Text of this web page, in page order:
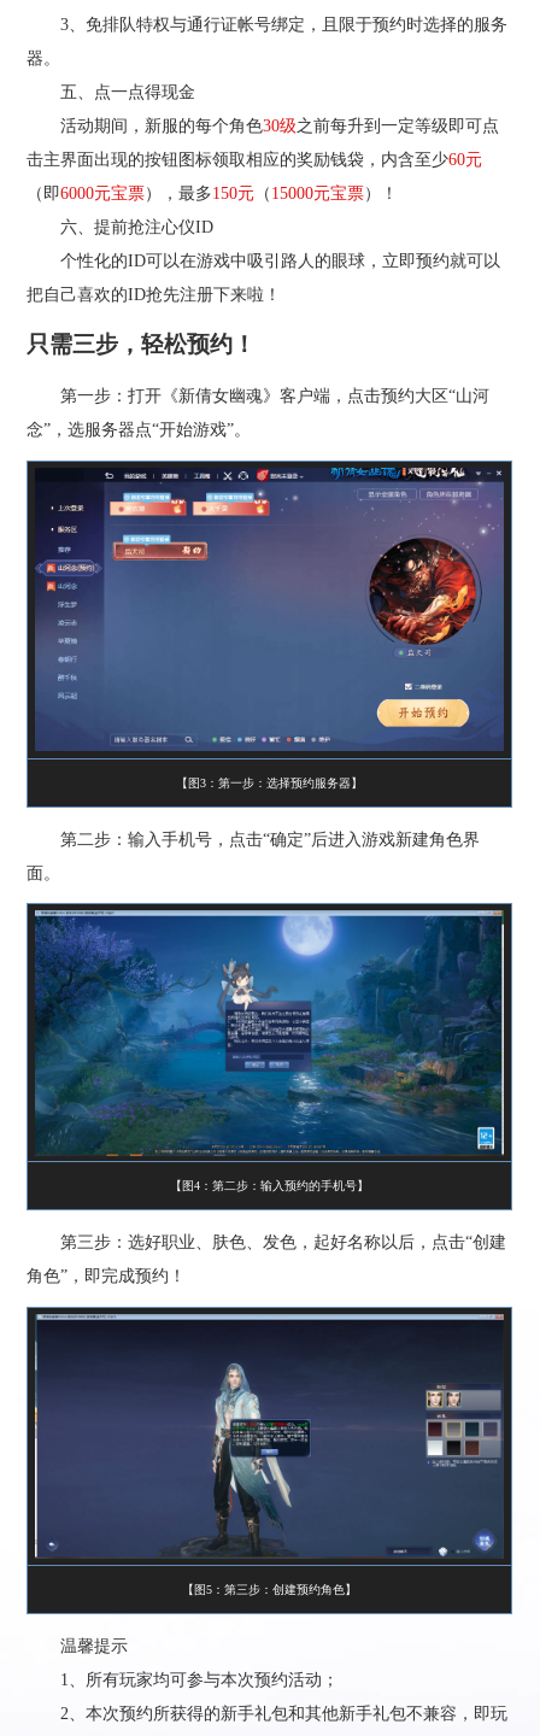
3、免排队特权与通行证帐号绑定，且限于预约时选择的服务
器。
五、点一点得现金
活动期间，新服的每个角色30级之前每升到一定等级即可点
击主界面出现的按钮图标领取相应的奖励钱袋，内含至少60元
（即6000元宝票），最多150元 （15000元宝票）！
六、提前抢注心仪ID
个性化的ID可以在游戏中吸引路人的眼球，立即预约就可以
把自己喜欢的ID抢先注册下来啦！
只需三步，轻松预约！
第一步：打开《新倩女幽魂》客户端，点击预约大区“山河
念”，选服务器点“开始游戏”。
【图3：第一步：选择预约服务器】
第二步：输入手机号，点击“确定”后进入游戏新建角色界
面。
【图4：第二步：输入预约的手机号】
第三步：选好职业、肤色、发色，起好名称以后，点击“创建
角色”，即完成预约！
【图5：第三步：创建预约角色】
温馨提示
1、所有玩家均可参与本次预约活动；
2、本次预约所获得的新手礼包和其他新手礼包不兼容，即玩